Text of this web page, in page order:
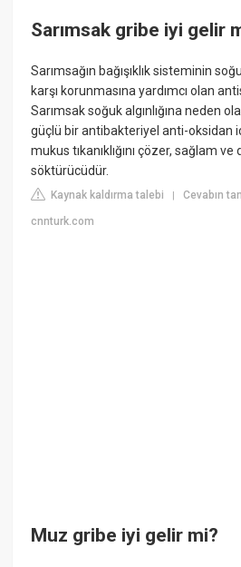
Sarımsak gribe iyi gelir
Sarımsağın bağışıklık sisteminin
karşı korunmasına yardımcı olan
Sarımsak soğuk algınlığına neden
güçlü bir antibakteriyel anti-oksidan
mukus tıkanıklığını çözer, sağlam
söktürücüdür.
Kaynak kaldırma talebi |Cevabın
cnnturk.com
Muz gribe iyi gelir mi?